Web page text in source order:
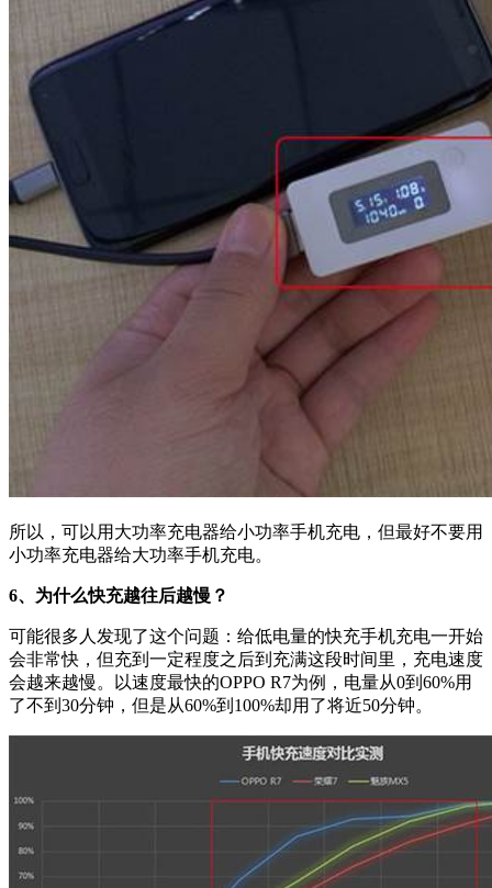
所以，可以用大功率充电器给小功率手机充电，但最好不要用
小功率充电器给大功率手机充电。
6、为什么快充越往后越慢？
可能很多人发现了这个问题：给低电量的快充手机充电一开始
会非常快，但充到一定程度之后到充满这段时间里，充电速度
会越来越慢。以速度最快的OPPO R7为例，电量从0到60%用
了不到30分钟，但是从60%到100%却用了将近50分钟。